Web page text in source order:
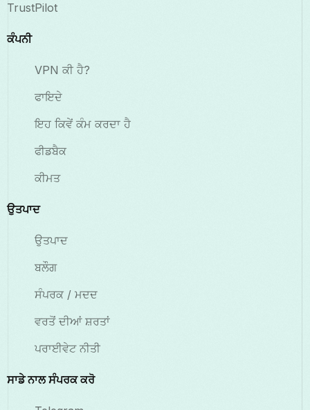
TrustPilot
ਕੰਪਨੀ
VPN ਕੀ ਹੈ?
ਫਾਇਦੇ
ਇਹ ਕਿਵੇਂ ਕੰਮ ਕਰਦਾ ਹੈ
ਫੀਡਬੈਕ
ਕੀਮਤ
ਉਤਪਾਦ
ਉਤਪਾਦ
ਬਲੌਗ
ਸੰਪਰਕ / ਮਦਦ
ਵਰਤੋਂ ਦੀਆਂ ਸ਼ਰਤਾਂ
ਪਰਾਈਵੇਟ ਨੀਤੀ
ਸਾਡੇ ਨਾਲ ਸੰਪਰਕ ਕਰੋ